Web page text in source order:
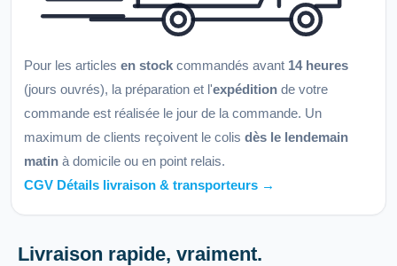
Pour les articles en stock commandés avant 14 heures
(jours ouvrés), la préparation et l'expédition de votre
commande est réalisée le jour de la commande. Un
maximum de clients reçoivent le colis dès le lendemain
matin à domicile ou en point relais.
CGV Détails livraison & transporteurs →
Livraison rapide, vraiment.